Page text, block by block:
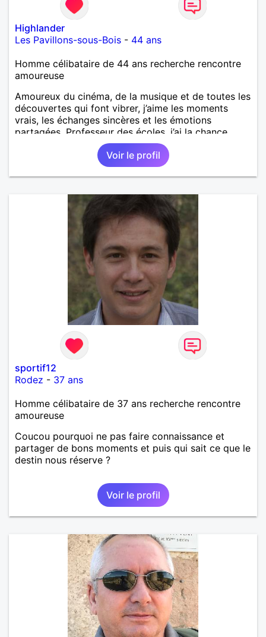
Highlander
Les Pavillons-sous-Bois - 44 ans
Homme célibataire de 44 ans recherche rencontre
amoureuse
Amoureux du cinéma, de la musique et de toutes les
découvertes qui font vibrer, j’aime les moments
vrais, les échanges sincères et les émotions
partagées. Professeur des écoles, j’ai la chance
d’exercer un métier qui me ressemble : transmettre,
éveiller, encourager. Il y a quelque chose de
précieux dans la sincérité des enfants qu’on perd
parfois en grandissant. J’écris aussi un roman — un
avec beaucoup d’envie, entre imagination et quête
de sens. Entre un bon film, un concert, un resto
improvisé ou une soirée plus tranquille à refaire le
monde, je suis partant. Je recherche une femme
authentique, curieuse, avec qui partager autant les
discussions que les moments simples. Si tu aimes
t’émerveiller et créer une belle complicité, faisons
Voir le profil
sportif12
Rodez - 37 ans
Homme célibataire de 37 ans recherche rencontre
amoureuse
Coucou pourquoi ne pas faire connaissance et
partager de bons moments et puis qui sait ce que le
destin nous réserve ?
Voir le profil